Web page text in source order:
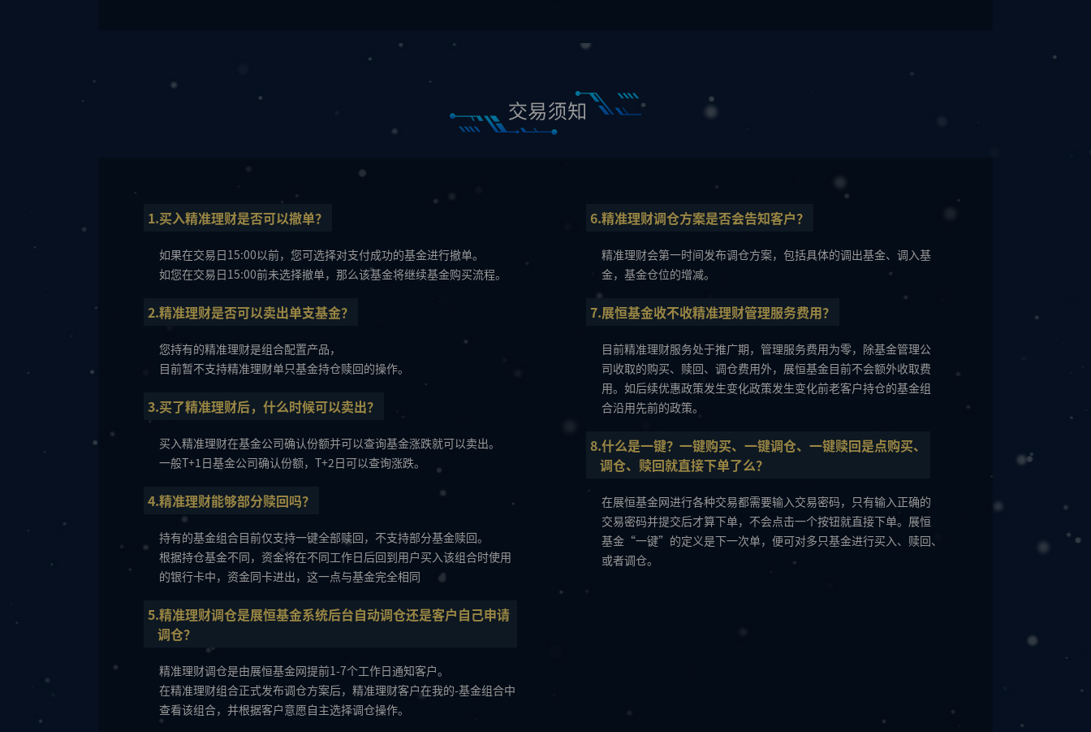
1.买入精准理财是否可以撤单？
如果在交易日15:00以前，您可选择对支付成功的基金进行撤单。
如您在交易日15:00前未选择撤单，那么该基金将继续基金购买流程。
2.精准理财是否可以卖出单支基金？
您持有的精准理财是组合配置产品，
目前暂不支持精准理财单只基金持仓赎回的操作。
3.买了精准理财后，什么时候可以卖出？
买入精准理财在基金公司确认份额并可以查询基金涨跌就可以卖出。
一般T+1日基金公司确认份额，T+2日可以查询涨跌。
4.精准理财能够部分赎回吗？
持有的基金组合目前仅支持一键全部赎回，不支持部分基金赎回。
根据持仓基金不同，资金将在不同工作日后回到用户买入该组合时使用
的银行卡中，资金同卡进出，这一点与基金完全相同
5.精准理财调仓是展恒基金系统后台自动调仓还是客户自己申请
调仓？
精准理财调仓是由展恒基金网提前1-7个工作日通知客户。
在精准理财组合正式发布调仓方案后，精准理财客户在我的-基金组合中
查看该组合，并根据客户意愿自主选择调仓操作。
6.精准理财调仓方案是否会告知客户？
精准理财会第一时间发布调仓方案，包括具体的调出基金、调入基
金，基金仓位的增减。
7.展恒基金收不收精准理财管理服务费用？
目前精准理财服务处于推广期，管理服务费用为零，除基金管理公
司收取的购买、赎回、调仓费用外，展恒基金目前不会额外收取费
用。如后续优惠政策发生变化政策发生变化前老客户持仓的基金组
合沿用先前的政策。
8.什么是一键？一键购买、一键调仓、一键赎回是点购买、
调仓、赎回就直接下单了么？
在展恒基金网进行各种交易都需要输入交易密码，只有输入正确的
交易密码并提交后才算下单，不会点击一个按钮就直接下单。展恒
基金“一键”的定义是下一次单，便可对多只基金进行买入、赎回、
或者调仓。